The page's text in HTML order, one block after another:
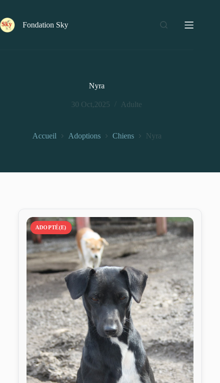
Fondation Sky
Nyra
30 Oct,2025 Adulte
Accueil Adoptions Chiens Nyra
ADOPTÉ(E)